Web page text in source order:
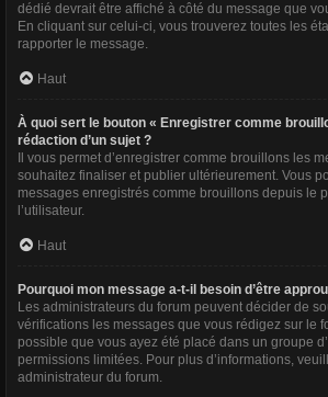
dédié devrait être affiché à côté du message que
En cliquant sur celui-ci, vous trouverez toutes les
rapporter le message.
Haut
À quoi sert le bouton « Enregistrer comme
rédaction d’un sujet ?
Il vous permet d’enregistrer comme brouillons les
souhaitez finaliser et publier ultérieurement. Vous
messages enregistrés comme brouillons depuis le
l’utilisateur.
Haut
Pourquoi mon message a-t-il besoin d’être
Les administrateurs du forum peuvent décider de
vérifications les messages que vous rédigez sur le
possible que vous ayez été placé dans un groupe
permissions limitées. Pour plus d’informations,
administrateur du forum.